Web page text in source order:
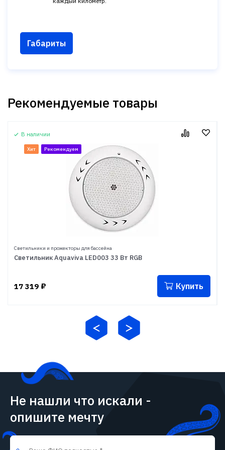
Габариты
Рекомендуемые товары
В наличии
Хит Рекомендуем
Светильники и прожекторы для бассейна
Светильник Aquaviva LED003 33 Вт RGB
17 319 ₽ Купить
Не нашли что искали -
опишите мечту